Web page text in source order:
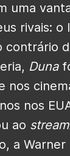
uma
rivais: o
contrário
Duna
nos
nos
ao
a Warner